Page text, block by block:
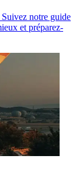
notre guide
et préparez-